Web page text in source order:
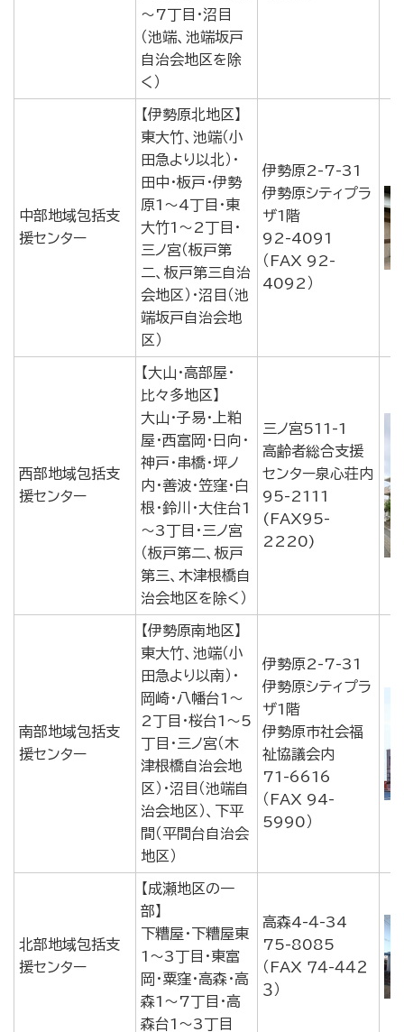
～7丁目・沼目
（池端、池端坂戸
自治会地区を除
く）
中部地域包括支
援センター
【伊勢原北地区】
東大竹、池端（小
田急より以北）・
田中・板戸・伊勢
原1～4丁目・東
大竹1～2丁目・
三ノ宮（板戸第
二、板戸第三自治
会地区）・沼目（池
端坂戸自治会地
区）
伊勢原2-7-31
伊勢原シティプラ
ザ1階
92-4091
（FAX 92-
4092）
西部地域包括支
援センター
【大山・高部屋・
比々多地区】
大山・子易・上粕
屋・西富岡・日向・
神戸・串橋・坪ノ
内・善波・笠窪・白
根・鈴川・大住台1
～3丁目・三ノ宮
（板戸第二、板戸
第三、木津根橋自
治会地区を除く）
三ノ宮511-1
高齢者総合支援
センター泉心荘内
95-2111
(FAX95-
2220)
南部地域包括支
援センター
【伊勢原南地区】
東大竹、池端（小
田急より以南）・
岡崎・八幡台1～
2丁目・桜台1～5
丁目・三ノ宮（木
津根橋自治会地
区）・沼目（池端自
治会地区）、下平
間（平間台自治会
地区）
伊勢原2-7-31
伊勢原シティプラ
ザ1階
伊勢原市社会福
祉協議会内
71-6616
（FAX 94-
5990）
北部地域包括支
援センター
【成瀬地区の一
部】
下糟屋・下糟屋東
1～3丁目・東富
岡・粟窪・高森・高
森1～7丁目・高
森台1～3丁目
高森4-４-34
75-8085
（FAX ７４-４４２
３）